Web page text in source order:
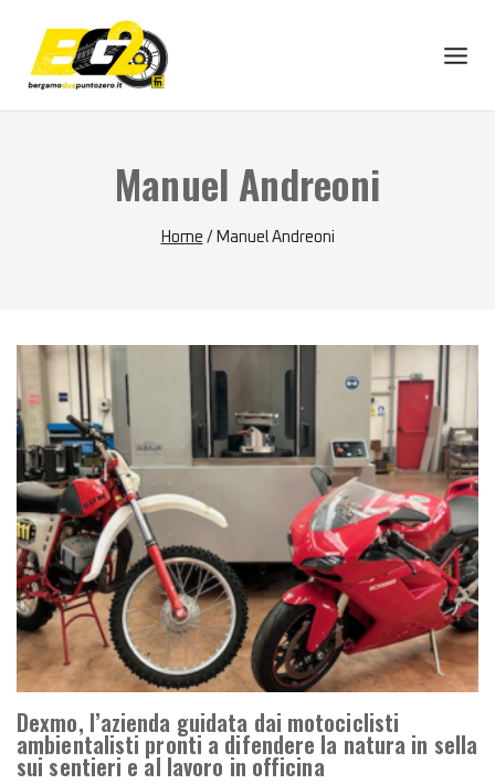
content
Manuel Andreoni
Home / Manuel Andreoni
Dexmo, l’azienda guidata dai motociclisti
ambientalisti pronti a difendere la natura in sella
sui sentieri e al lavoro in officina